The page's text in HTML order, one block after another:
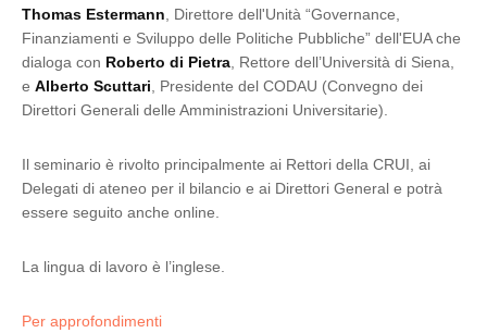
Thomas Estermann , Direttore dell'Unità “Governance,
Finanziamenti e Sviluppo delle Politiche Pubbliche” dell'EUA che
dialoga con Roberto di Pietra , Rettore dell’Università di Siena,
e Alberto Scuttari , Presidente del CODAU (Convegno dei
Direttori Generali delle Amministrazioni Universitarie).
Il seminario è rivolto principalmente ai Rettori della CRUI, ai
Delegati di ateneo per il bilancio e ai Direttori General e potrà
essere seguito anche online.
La lingua di lavoro è l’inglese.
Per approfondimenti